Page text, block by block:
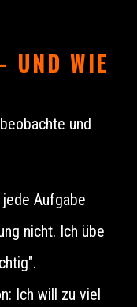
UND WIE
und
Aufgabe
nicht. Ich übe
Ich will zu viel